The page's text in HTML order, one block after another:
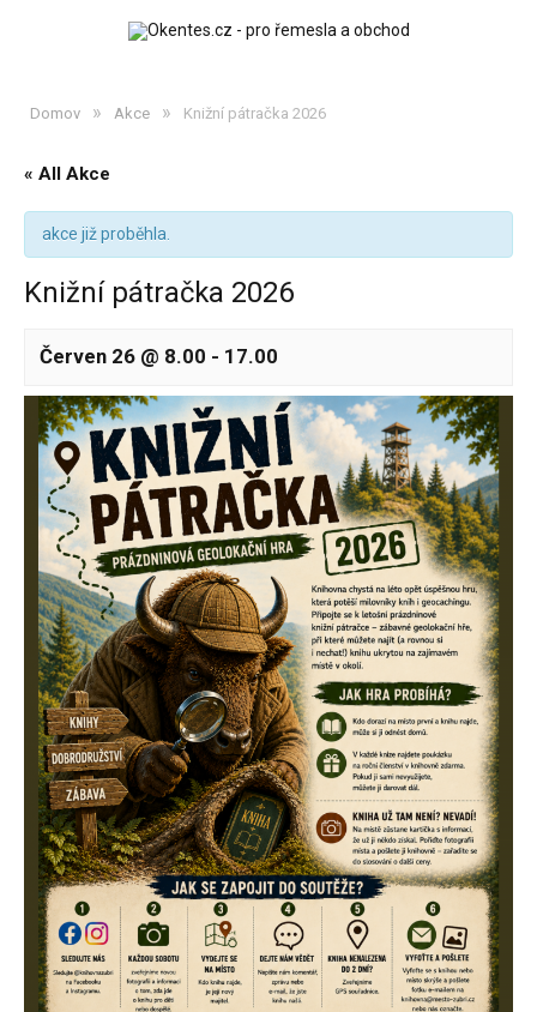
Domov » Akce » Knižní pátračka 2026
« All Akce
akce již proběhla.
Knižní pátračka 2026
Červen 26 @ 8.00 - 17.00